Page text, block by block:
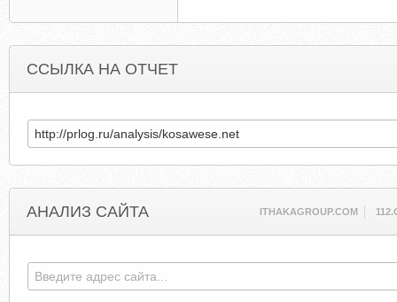
ССЫЛКА НА ОТЧЕТ
АНАЛИЗ САЙТА ITHAKAGROUP.COM